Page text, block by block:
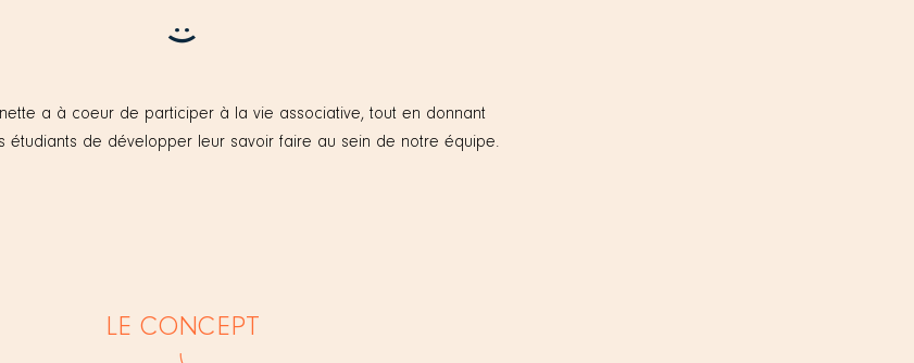
:)
a à coeur de participer à la vie associative, tout en donnant
étudiants de développer leur savoir faire au sein de notre équipe.
LE CONCEPT